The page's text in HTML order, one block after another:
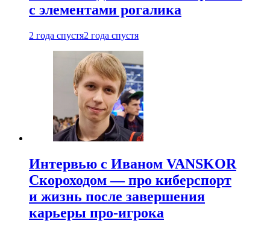
с элементами рогалика
2 года спустя2 года спустя
Интервью с Иваном VANSKOR
Скороходом — про киберспорт
и жизнь после завершения
карьеры про-игрока